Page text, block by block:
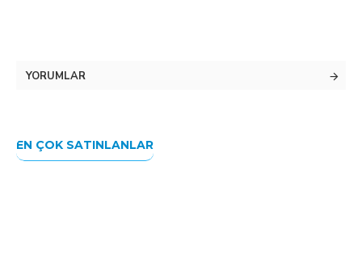
YORUMLAR
EN ÇOK SATINLANLAR